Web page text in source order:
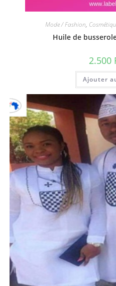
Mode / Fashion,
Huile de
2.500
Ajouter